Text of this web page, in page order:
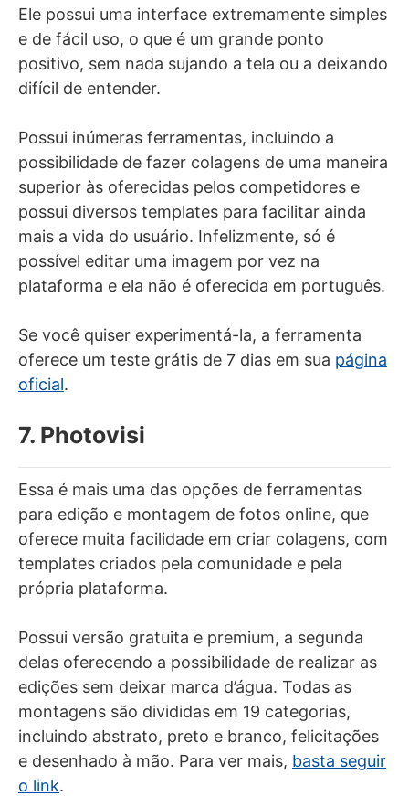
Ele possui uma interface extremamente simples
e de fácil uso, o que é um grande ponto
positivo, sem nada sujando a tela ou a deixando
difícil de entender.
Possui inúmeras ferramentas, incluindo a
possibilidade de fazer colagens de uma maneira
superior às oferecidas pelos competidores e
possui diversos templates para facilitar ainda
mais a vida do usuário. Infelizmente, só é
possível editar uma imagem por vez na
plataforma e ela não é oferecida em português.
Se você quiser experimentá-la, a ferramenta
oferece um teste grátis de 7 dias em sua página
oficial.
7. Photovisi
Essa é mais uma das opções de ferramentas
para edição e montagem de fotos online, que
oferece muita facilidade em criar colagens, com
templates criados pela comunidade e pela
própria plataforma.
Possui versão gratuita e premium, a segunda
delas oferecendo a possibilidade de realizar as
edições sem deixar marca d’água. Todas as
montagens são divididas em 19 categorias,
incluindo abstrato, preto e branco, felicitações
e desenhado à mão. Para ver mais, basta seguir
o link.